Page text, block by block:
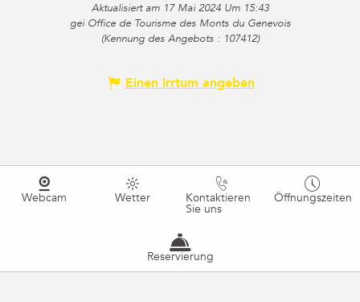
Aktualisiert am 17 Mai 2024 Um 15:43
gei Office de Tourisme des Monts du Genevois
(Kennung des Angebots : 107412)
Einen Irrtum angeben
Webcam Wetter Kontaktieren
Sie uns
Öffnungszeiten
Reservierung